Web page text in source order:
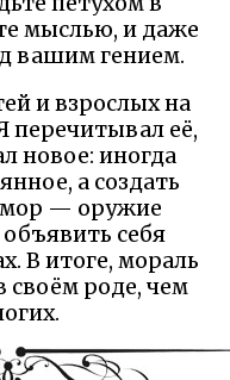
мыслью, и даже
вашим гением.
и взрослых на
перечитывал её,
новое: иногда
а создать
— оружие
себя
В итоге, мораль
роде, чем